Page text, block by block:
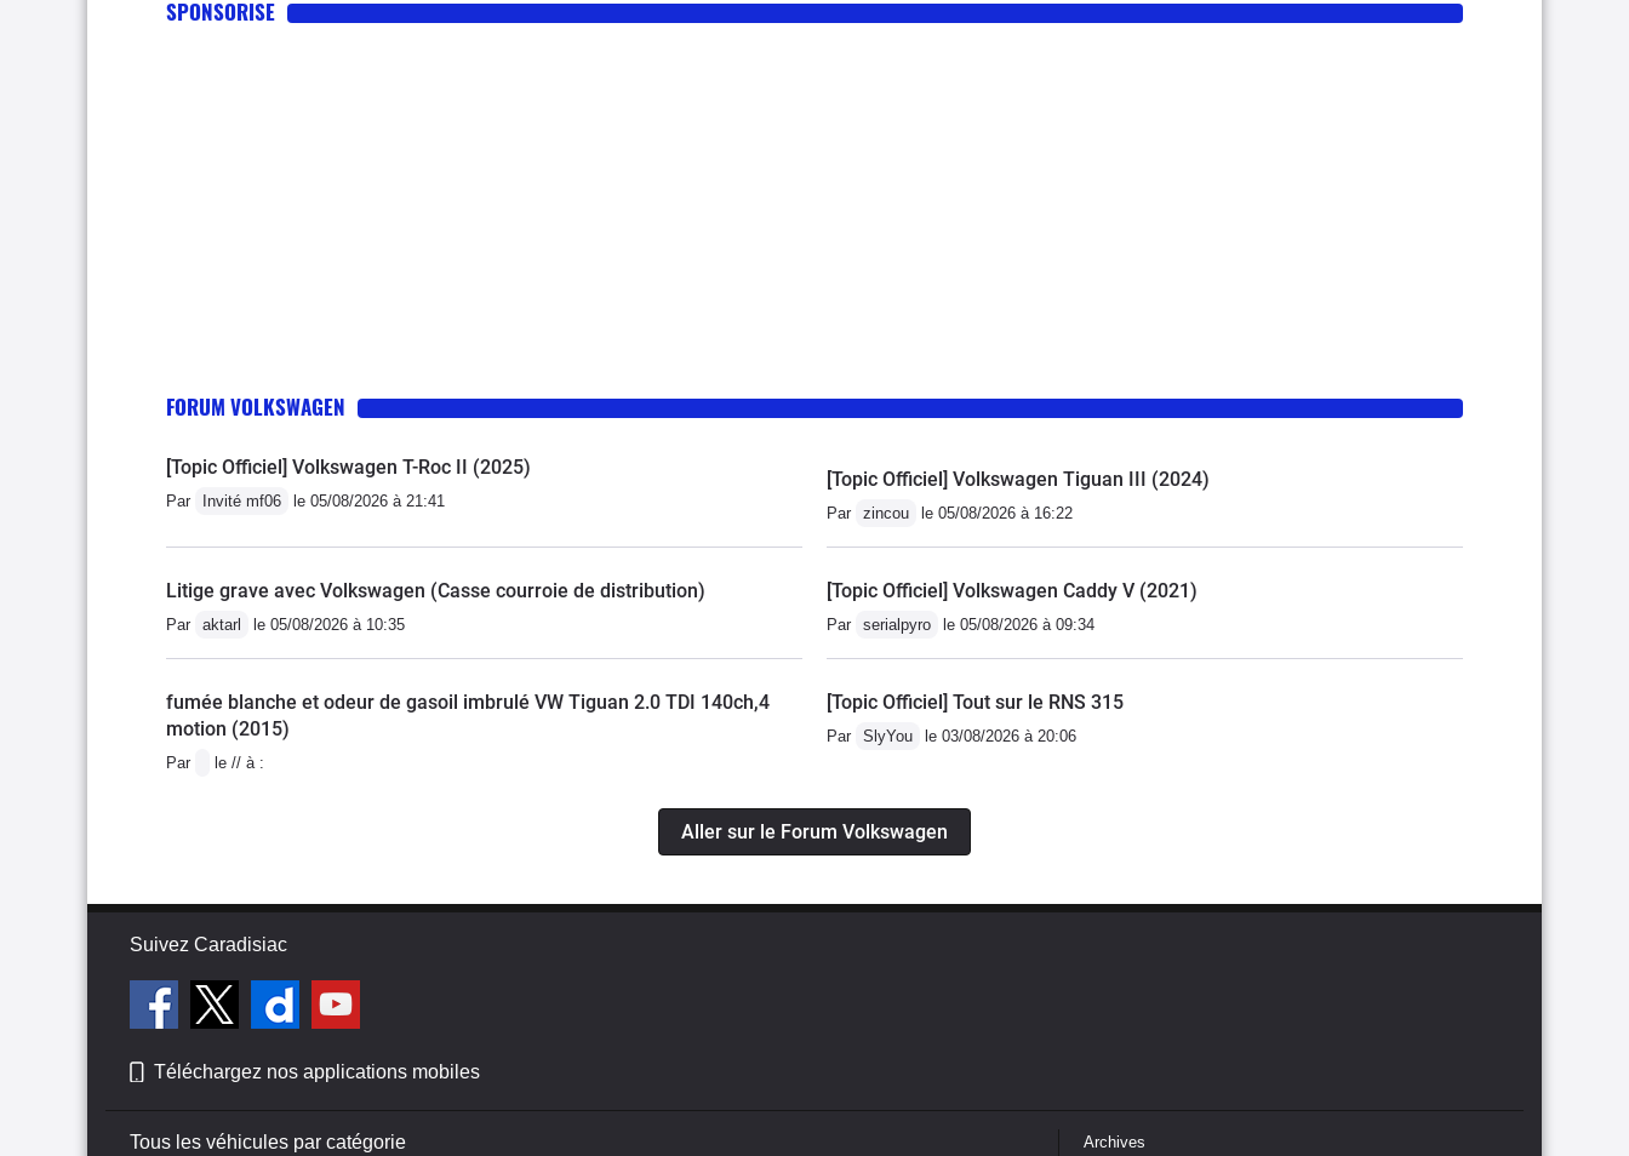
SPONSORISE
FORUM VOLKSWAGEN
[Topic Officiel] Volkswagen T-Roc II (2025)
Par Invité mf06 le 05/08/2026 à 21:41
[Topic Officiel] Volkswagen Tiguan III (2024)
Par zincou le 05/08/2026 à 16:22
Litige grave avec Volkswagen (Casse courroie de distribution)
Par aktarl le 05/08/2026 à 10:35
[Topic Officiel] Volkswagen Caddy V (2021)
Par serialpyro le 05/08/2026 à 09:34
fumée blanche et odeur de gasoil imbrulé VW Tiguan 2.0 TDI 140ch,4
motion (2015)
Par le // à :
[Topic Officiel] Tout sur le RNS 315
Par SlyYou le 03/08/2026 à 20:06
Aller sur le Forum Volkswagen
Suivez Caradisiac
Téléchargez nos applications mobiles
Tous les véhicules par catégorie Archives